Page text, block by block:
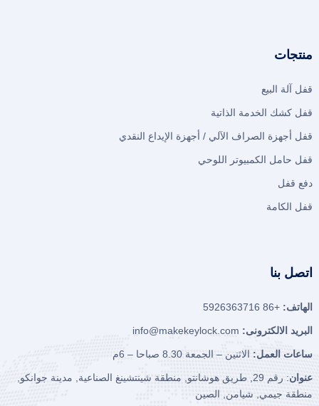
منتجات
قفل آلة البيع
قفل كشك الخدمة الذاتية
قفل أجهزة الصراف الآلي / أجهزة الإيداع النقدي
قفل حامل الكمبيوتر اللوحي
دفع قفل
قفل الكامة
اتصل بنا
الهاتف: +86 5926363716
البريد الالكترونى: info@makekeylock.com
ساعات العمل: الاثنين – الجمعة 8.30 صباحا – 6م
عنوان
: رقم 29, طريق هوشانتو, منطقة شينتشينغ الصناعية, مدينة جوانكو,
منطقة جيمي, شيامن, الصين